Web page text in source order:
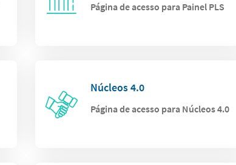
Página de acesso para Painel PLS
Núcleos 4.0
Página de acesso para Núcleos 4.0